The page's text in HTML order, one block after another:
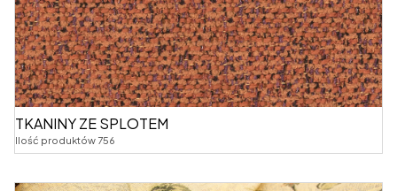
TKANINY ZE SPLOTEM
Ilość produktów 756